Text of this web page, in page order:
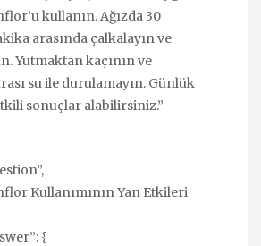
kullanın. Ağızda 30
arasında çalkalayın ve
Yutmaktan kaçının ve
su ile durulamayın. Günlük
sonuçlar alabilirsiniz.”
Kullanımının Yan Etkileri
{